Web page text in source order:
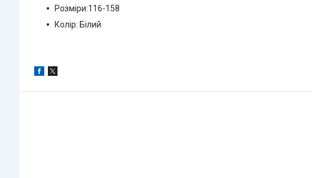
Розміри:116-158
Колір: Білий